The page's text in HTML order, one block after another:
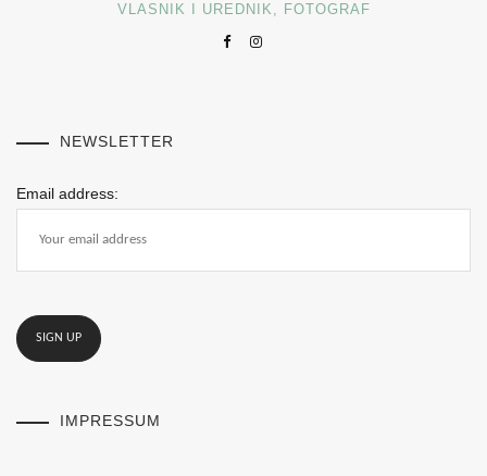
VLASNIK I UREDNIK, FOTOGRAF
NEWSLETTER
Email address:
IMPRESSUM